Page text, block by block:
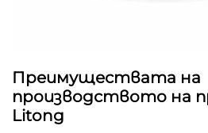
Преимуществата на
производството на
Litong